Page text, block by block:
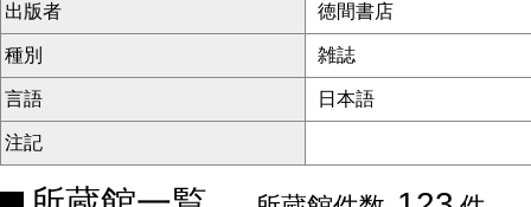
出版者 徳間書店
種別 雑誌
言語 日本語
注記